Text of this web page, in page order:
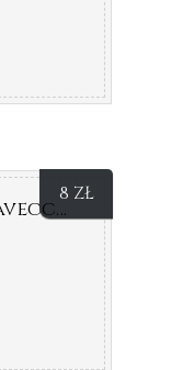
8 ZŁ
Grappa Barrique Stravecchia